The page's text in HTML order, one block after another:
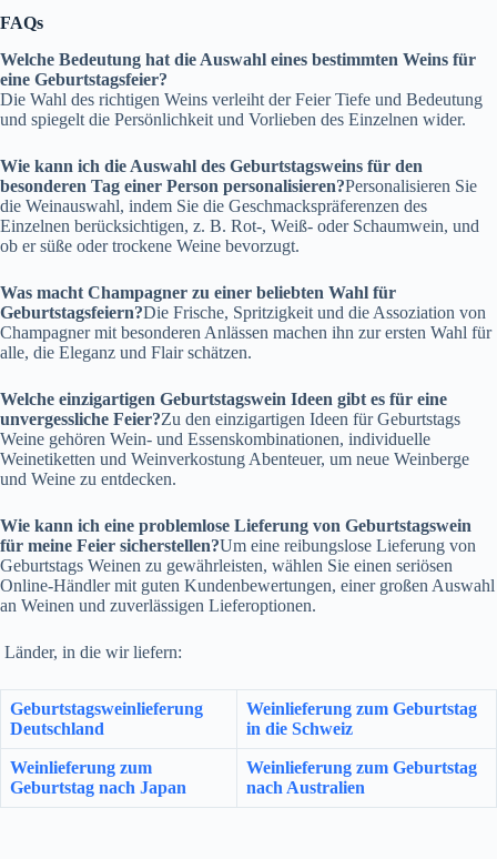
FAQs
Welche Bedeutung hat die Auswahl eines bestimmten Weins für
eine Geburtstagsfeier?
Die Wahl des richtigen Weins verleiht der Feier Tiefe und Bedeutung
und spiegelt die Persönlichkeit und Vorlieben des Einzelnen wider.
Wie kann ich die Auswahl des Geburtstagsweins für den
besonderen Tag einer Person personalisieren?Personalisieren Sie
die Weinauswahl, indem Sie die Geschmackspräferenzen des
Einzelnen berücksichtigen, z. B. Rot-, Weiß- oder Schaumwein, und
ob er süße oder trockene Weine bevorzugt.
Was macht Champagner zu einer beliebten Wahl für
Geburtstagsfeiern?Die Frische, Spritzigkeit und die Assoziation von
Champagner mit besonderen Anlässen machen ihn zur ersten Wahl für
alle, die Eleganz und Flair schätzen.
Welche einzigartigen Geburtstagswein Ideen gibt es für eine
unvergessliche Feier?Zu den einzigartigen Ideen für Geburtstags
Weine gehören Wein- und Essenskombinationen, individuelle
Weinetiketten und Weinverkostung Abenteuer, um neue Weinberge
und Weine zu entdecken.
Wie kann ich eine problemlose Lieferung von Geburtstagswein
für meine Feier sicherstellen?Um eine reibungslose Lieferung von
Geburtstags Weinen zu gewährleisten, wählen Sie einen seriösen
Online-Händler mit guten Kundenbewertungen, einer großen Auswahl
an Weinen und zuverlässigen Lieferoptionen.
Länder, in die wir liefern:
Geburtstagsweinlieferung
Deutschland
Weinlieferung zum Geburtstag
in die Schweiz
Weinlieferung zum
Geburtstag nach Japan
Weinlieferung zum Geburtstag
nach Australien